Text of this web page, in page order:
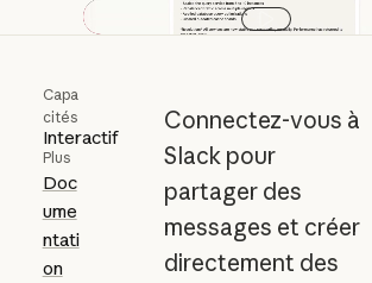
Lire la vidéo
Capa
cités
Interactif
Plus
Doc
ume
ntati
on
Connectez-vous à
Slack pour
partager des
messages et créer
directement des